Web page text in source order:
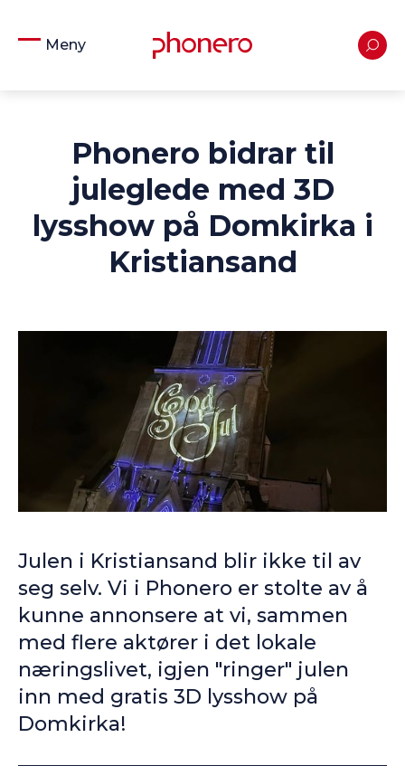
Meny
Phonero bidrar til
juleglede med 3D
lysshow på Domkirka i
Kristiansand
Julen i Kristiansand blir ikke til av
seg selv. Vi i Phonero er stolte av å
kunne annonsere at vi, sammen
med flere aktører i det lokale
næringslivet, igjen "ringer" julen
inn med gratis 3D lysshow på
Domkirka!